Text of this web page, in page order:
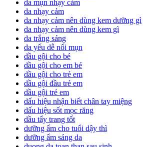
da mụn nhạy cảm
da nhạy cảm
da nhạy cảm nên dùng kem dưỡng gì
da nhạy cảm nên dùng kem gì
da trắng sáng
da yếu dễ nổi mụn
dầu gội cho bé
dầu gội cho em bé
dầu gội cho trẻ em
dầu gội đầu trẻ em
dầu gội trẻ em
dấu hiệu nhận biết chân tay miệng
dấu hiệu sốt mọc răng
dầu tẩy trang tốt
dưỡng ẩm cho tuổi dậy thì
dưỡng ẩm sáng da